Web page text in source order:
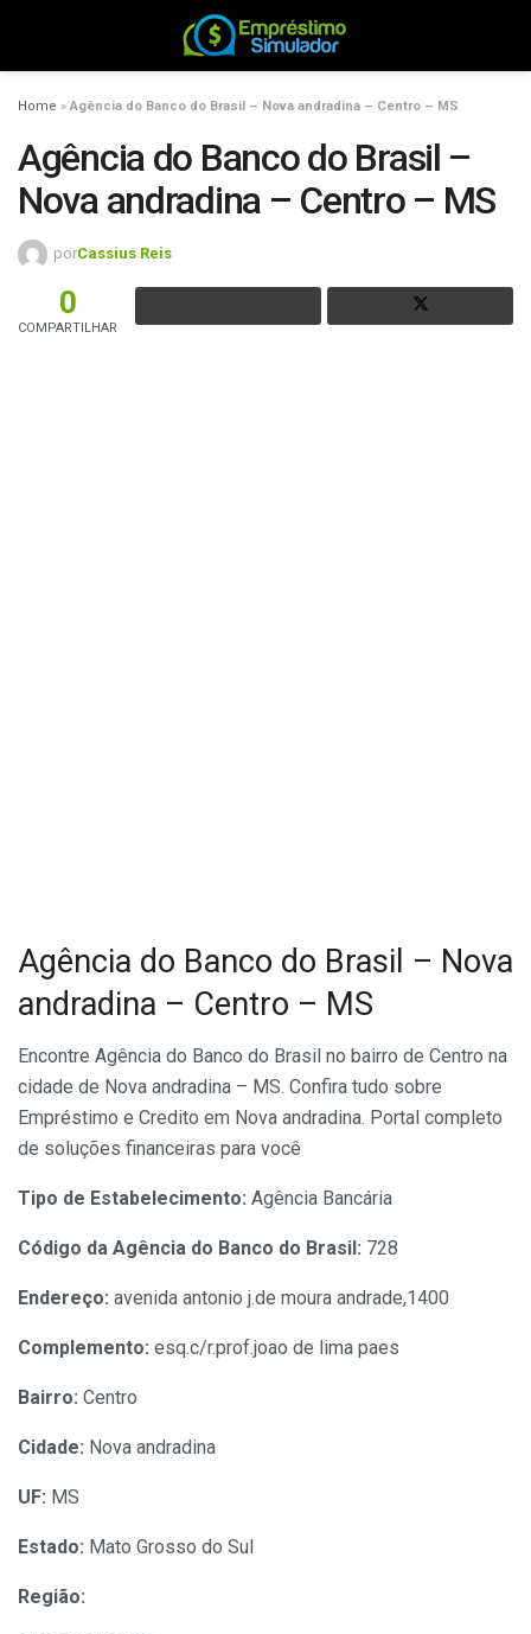
Home » Agência do Banco do Brasil – Nova andradina – Centro – MS
Agência do Banco do Brasil –
Nova andradina – Centro – MS
porCassius Reis
0
COMPARTILHAR
Agência do Banco do Brasil – Nova
andradina – Centro – MS
Encontre Agência do Banco do Brasil no bairro de Centro na
cidade de Nova andradina – MS. Confira tudo sobre
Empréstimo e Credito em Nova andradina. Portal completo
de soluções financeiras para você
Tipo de Estabelecimento: Agência Bancária
Código da Agência do Banco do Brasil: 728
Endereço: avenida antonio j.de moura andrade,1400
Complemento: esq.c/r.prof.joao de lima paes
Bairro: Centro
Cidade: Nova andradina
UF: MS
Estado: Mato Grosso do Sul
Região: